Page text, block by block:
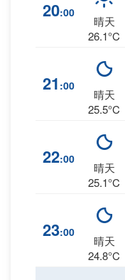
20:00
晴天
26.1°C
21 :00
晴天
25.5°C
22:00
晴天
25.1°C
23:00
晴天
24.8°C